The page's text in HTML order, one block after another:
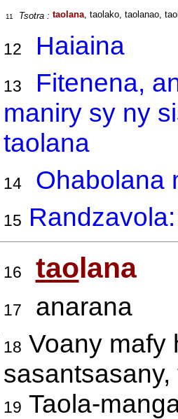
11 Tsotra : taolana, taolako, taolanao,
12 Haiaina
13
Fitenena,
maniry sy ny
taolana
14 Ohabolana
15
16 taolana
17 anarana
18 Voany mafy
19 Taola-